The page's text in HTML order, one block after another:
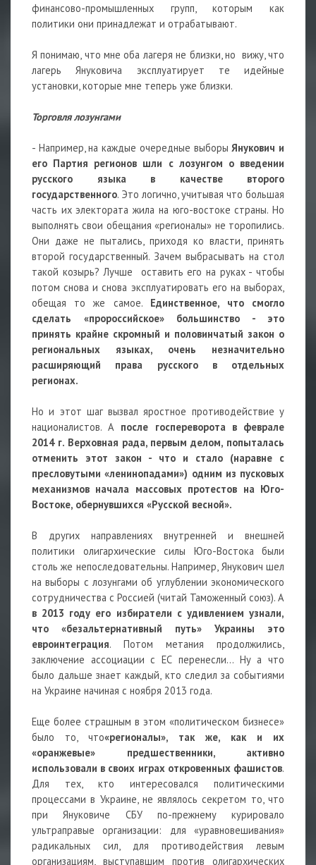
финансово-промышленных групп, которым как
политики они принадлежат и отрабатывают.
Я понимаю, что мне оба лагеря не близки, но вижу, что
лагерь Януковича эксплуатирует те идейные
установки, которые мне теперь уже близки.
Торговля лозунгами
- Например, на каждые очередные выборыЯнукович и
его Партия регионов шли с лозунгом о введении
русского языка в качестве второго
государственного. Это логично, учитывая что большая
часть их электората жила на юго-востоке страны. Но
выполнять свои обещания «регионалы» не торопились.
Они даже не пытались, приходя ко власти, принять
второй государственный. Зачем выбрасывать на стол
такой козырь? Лучше оставить его на руках - чтобы
потом снова и снова эксплуатировать его на выборах,
обещая то же самое. Единственное, что смогло
сделать «пророссийское» большинство - это
принять крайне скромный и половинчатый закон о
региональных языках, очень незначительно
расширяющий права русского в отдельных
регионах.
Но и этот шаг вызвал яростное противодействие у
националистов. А после госпереворота в феврале
2014 г. Верховная рада, первым делом, попыталась
отменить этот закон - что и стало (наравне с
пресловутыми «ленинопадами») одним из пусковых
механизмов начала массовых протестов на Юго-
Востоке, обернувшихся «Русской весной».
В других направлениях внутренней и внешней
политики олигархические силы Юго-Востока были
столь же непоследовательны. Например, Янукович шел
на выборы с лозунгами об углублении экономического
сотрудничества с Россией (читай Таможенный союз). А
в 2013 году его избиратели с удивлением узнали,
что «безальтернативный путь» Украины это
евроинтеграция. Потом метания продолжились,
заключение ассоциации с ЕС перенесли… Ну а что
было дальше знает каждый, кто следил за событиями
на Украине начиная с ноября 2013 года.
Еще более страшным в этом «политическом бизнесе»
было то, что«регионалы», так же, как и их
«оранжевые» предшественники, активно
использовали в своих играх откровенных фашистов.
Для тех, кто интересовался политическими
процессами в Украине, не являлось секретом то, что
при Януковиче СБУ по-прежнему курировало
ультраправые организации: для «уравновешивания»
радикальных сил, для противодействия левым
организациям, выступавшим против олигархических